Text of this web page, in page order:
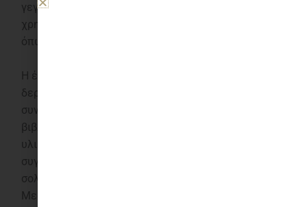
γεγονότα της πολιορκίας. Ως κείμενο
χρησιμοποιείται η πρώτη έκδοση του ποιήματος,
όπως την επιμελήθηκε ο Ιάκωβος Πολυλάς το 1859.
Η έκδοση τυπώθηκε σε περιορισμένο αριθμό
δερματόδετων και πανόδετων αντιτύπων και
συνοδεύεται από είκοσι καλλιτεχνικές
βιβλιοδεσίες, οι οποίες προσεγγίζουν το ποίημα ως
υλικό και εικαστικό πεδίο δημιουργίας. Το σύνολο
συγκροτεί ένα ενιαίο εκδοτικό έργο, όπου η
σολωμική ποίηση, η ιστορική μνήμη του
Μεσολογγίου και η σύγχρονη τέχνη της